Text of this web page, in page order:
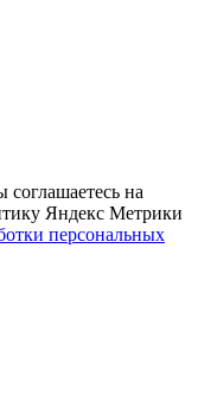
на
Яндекс Метрики
персональных